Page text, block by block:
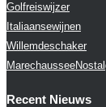
Golfreiswijzer
Italiaansewijnen
Willemdeschaker
Recent Nieuws